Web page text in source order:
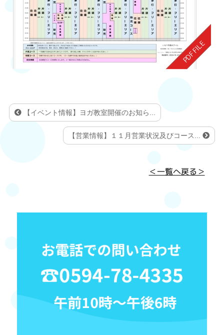
【イベント情報】ヨガ教室開催のお知ら...
【営業情報】１１月営業状況及びコース...
＜一覧へ戻る＞